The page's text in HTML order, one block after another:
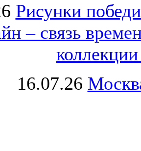
Рисунки
– связь
16.07.26